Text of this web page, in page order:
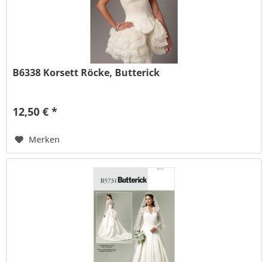
B6338 Korsett Röcke, Butterick
12,50 € *
Merken